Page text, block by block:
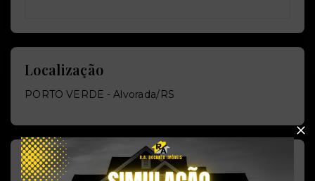
Localização
PORTO VERDE - Alvorada/RS
Gostou do imóvel?